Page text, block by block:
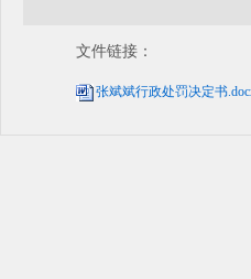
文件链接：
张斌斌行政处罚决定书